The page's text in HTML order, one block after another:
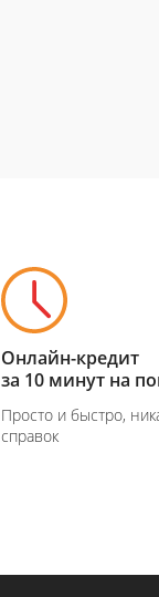
Онлайн-кредит
за 10 минут на
Просто и быстро,
справок